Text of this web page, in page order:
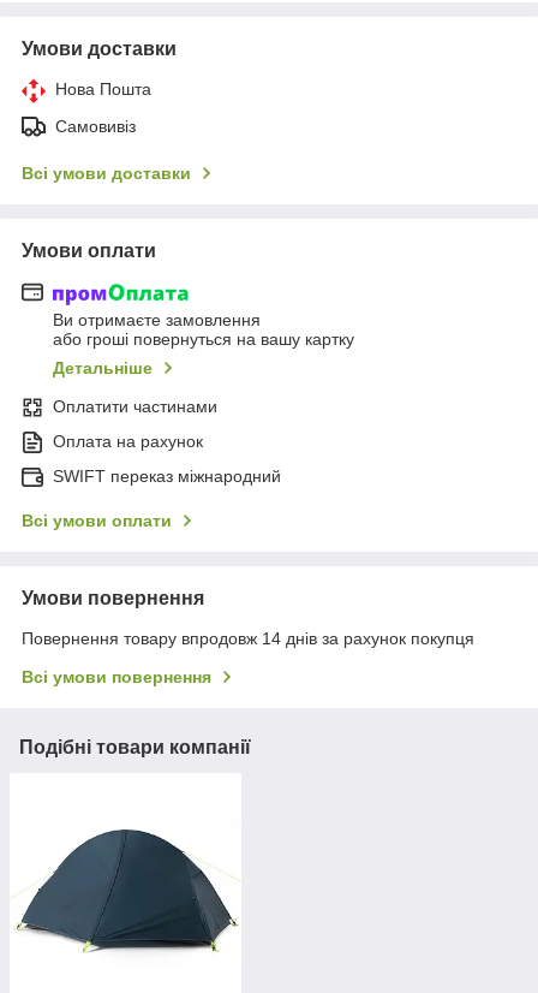
Умови доставки
Нова Пошта
Самовивіз
Всі умови доставки
Умови оплати
Ви отримаєте замовлення
або гроші повернуться на вашу картку
Детальніше
Оплатити частинами
Оплата на рахунок
SWIFT переказ міжнародний
Всі умови оплати
Умови повернення
Повернення товару впродовж 14 днів за рахунок покупця
Всі умови повернення
Подібні товари компанії